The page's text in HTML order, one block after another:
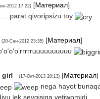
2012 17:22) [Материал]
parat qivoripsizu toy
(20-Сен-2012 23:35) [Материал]
girl (17-Окт-2013 20:13) [Материал]
nega hayot
lek sevgisiga yetiwomidi . ..